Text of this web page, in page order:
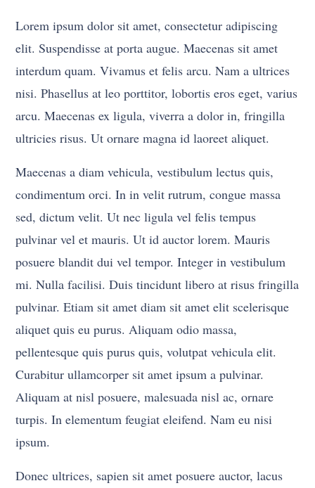
Lorem ipsum dolor sit amet, consectetur adipiscing
elit. Suspendisse at porta augue. Maecenas sit amet
interdum quam. Vivamus et felis arcu. Nam a ultrices
nisi. Phasellus at leo porttitor, lobortis eros eget, varius
arcu. Maecenas ex ligula, viverra a dolor in, fringilla
ultricies risus. Ut ornare magna id laoreet aliquet.
Maecenas a diam vehicula, vestibulum lectus quis,
condimentum orci. In in velit rutrum, congue massa
sed, dictum velit. Ut nec ligula vel felis tempus
pulvinar vel et mauris. Ut id auctor lorem. Mauris
posuere blandit dui vel tempor. Integer in vestibulum
mi. Nulla facilisi. Duis tincidunt libero at risus fringilla
pulvinar. Etiam sit amet diam sit amet elit scelerisque
aliquet quis eu purus. Aliquam odio massa,
pellentesque quis purus quis, volutpat vehicula elit.
Curabitur ullamcorper sit amet ipsum a pulvinar.
Aliquam at nisl posuere, malesuada nisl ac, ornare
turpis. In elementum feugiat eleifend. Nam eu nisi
ipsum.
Donec ultrices, sapien sit amet posuere auctor, lacus